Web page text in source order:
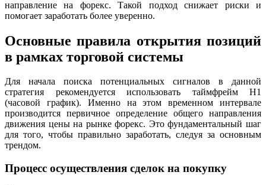
направление на форекс. Такой подход снижает риски и
помогает заработать более уверенно.
Основные правила открытия позиций
в рамках торговой системы
Для начала поиска потенциальных сигналов в данной
стратегия рекомендуется использовать таймфрейм H1
(часовой график). Именно на этом временном интервале
производится первичное определение общего направления
движения цены на рынке форекс. Это фундаментальный шаг
для того, чтобы правильно заработать, следуя за основным
трендом.
Процесс осуществления сделок на покупку